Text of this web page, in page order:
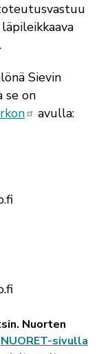
Sievin
se on
avulla:
Nuorten
NUORET-sivulla